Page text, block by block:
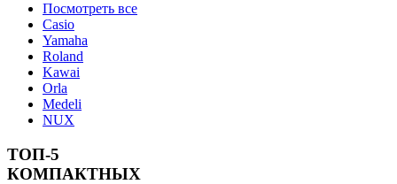
Посмотреть все
Casio
Yamaha
Roland
Kawai
Orla
Medeli
NUX
ТОП-5
КОМПАКТНЫХ